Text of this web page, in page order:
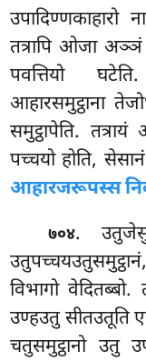
उपादिण्णकाहारो
तत्रापि ओजा अञ्ञं
पवत्तियो
आहारसमुट्ठाना
समुट्ठापेति.
पच्चयो होति,
आहारजरूपस्स
७०४.
विभागो वेदितब्बो.
उण्हउतु सीतउतूति
चतुसमुट्ठानो उतु